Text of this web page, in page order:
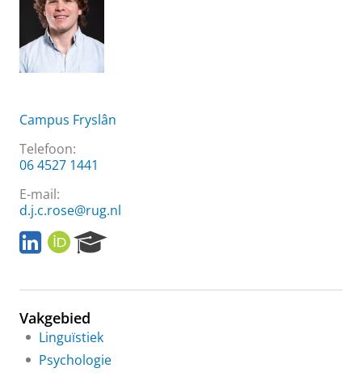
Campus Fryslân
Telefoon:
06 4527 1441
E-mail:
d.j.c.rose@rug.nl
L
i
k
d
I
n
O
R
I
e
P
Vakgebied
Linguïstiek
Psychologie